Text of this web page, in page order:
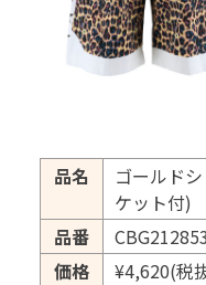
品名
ゴールド
ケット付)
品番
CBG212853
価格
¥4,620(税